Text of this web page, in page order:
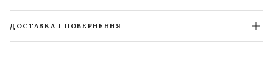
ДОСТАВКА І ПОВЕРНЕННЯ